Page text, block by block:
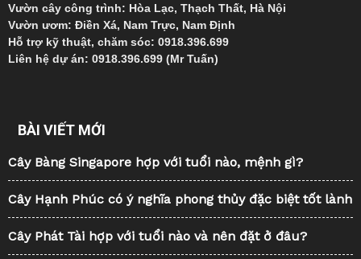
Vườn cây công trình: Hòa Lạc, Thạch Thất, Hà Nội
Vườn ươm: Điền Xá, Nam Trực, Nam Định
Hỗ trợ kỹ thuật, chăm sóc: 0918.396.699
Liên hệ dự án: 0918.396.699 (Mr Tuấn)
BÀI VIẾT MỚI
Cây Bàng Singapore hợp với tuổi nào, mệnh gì?
Cây Hạnh Phúc có ý nghĩa phong thủy đặc biệt tốt lành
Cây Phát Tài hợp với tuổi nào và nên đặt ở đâu?